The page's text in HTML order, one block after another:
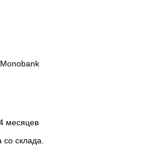
месяцев
склада.